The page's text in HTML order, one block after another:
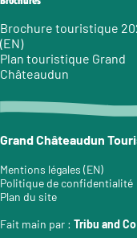
Brochure touristique
(EN)
Plan touristique Grand
Châteaudun
Grand Châteaudun
Mentions légales (EN)
Politique de confidentialité
Plan du site
Fait main par : Tribu and Co